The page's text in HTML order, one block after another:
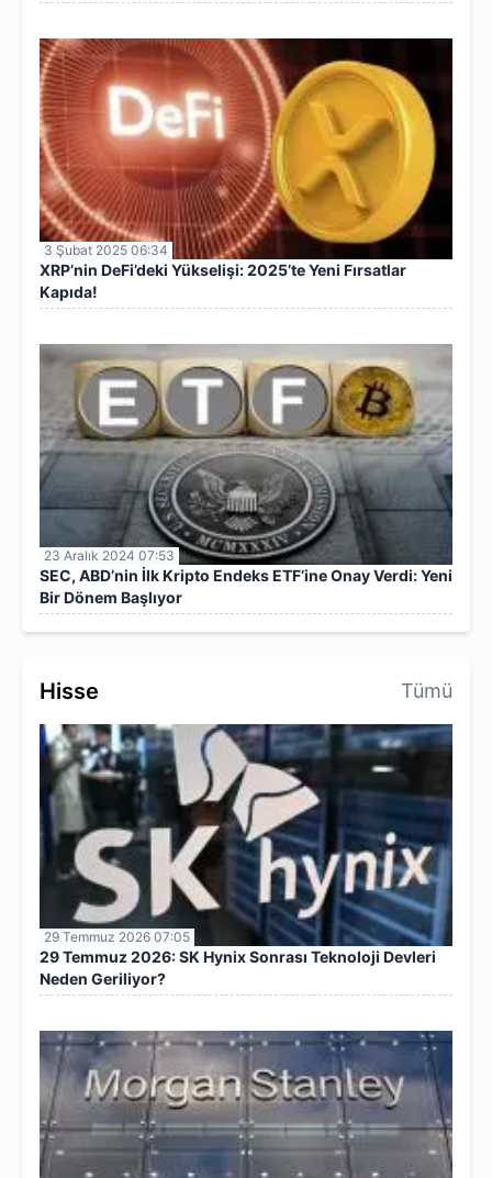
3 Şubat 2025 06:34
XRP’nin DeFi’deki Yükselişi: 2025’te Yeni Fırsatlar
Kapıda!
23 Aralık 2024 07:53
SEC, ABD’nin İlk Kripto Endeks ETF’ine Onay Verdi: Yeni
Bir Dönem Başlıyor
Hisse Tümü
29 Temmuz 2026 07:05
29 Temmuz 2026: SK Hynix Sonrası Teknoloji Devleri
Neden Geriliyor?